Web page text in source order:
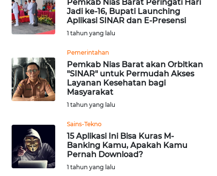
Pemkab Nias Barat Peringati Hari
Jadi ke-16, Bupati Launching
Aplikasi SINAR dan E-Presensi
1 tahun yang lalu
Pemerintahan
Pemkab Nias Barat akan Orbitkan
"SINAR" untuk Permudah Akses
Layanan Kesehatan bagi
Masyarakat
1 tahun yang lalu
Sains-Tekno
15 Aplikasi Ini Bisa Kuras M-
Banking Kamu, Apakah Kamu
Pernah Download?
1 tahun yang lalu
WN
KEPRI
WN
PAPUA
BARAT
WN
RIAU
WN
SERAMBI